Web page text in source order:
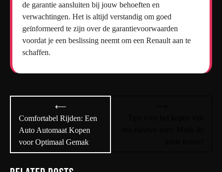
de garantie aansluiten bij jouw behoeften en
verwachtingen. Het is altijd verstandig om goed
geïnformeerd te zijn over de garantievoorwaarden
voordat je een beslissing neemt om een Renault aan te
schaffen.
navigatie
⟵
Comfortabel Rijden: Een
Auto Automaat Kopen
voor Optimaal Gemak